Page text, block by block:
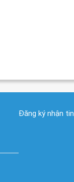
Đăng ký nhận tin